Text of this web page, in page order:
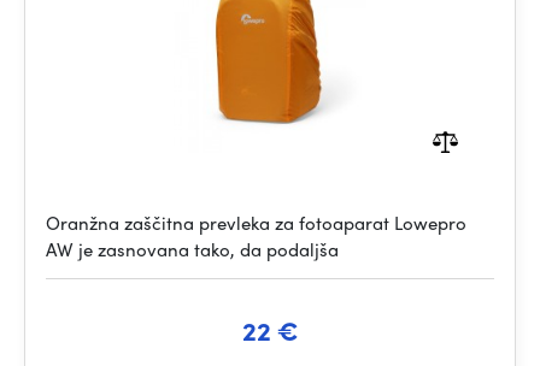
Oranžna zaščitna prevleka za fotoaparat Lowepro
AW je zasnovana tako, da podaljša
22 €